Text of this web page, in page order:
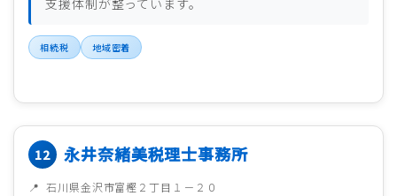
支援体制が整っています。
相続税 地域密着
永井奈緒美税理士事務所
石川県金沢市富樫２丁目１－２０